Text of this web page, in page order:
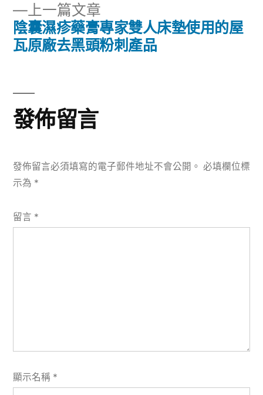
導
覽
上一篇文章
一
篇
陰囊濕疹藥膏專家雙人床墊使用的屋
瓦原廠去黑頭粉刺產品
發佈留言
發佈留言必須填寫的電子郵件地址不會公開。 必填欄位標
示為 *
留言 *
顯示名稱 *